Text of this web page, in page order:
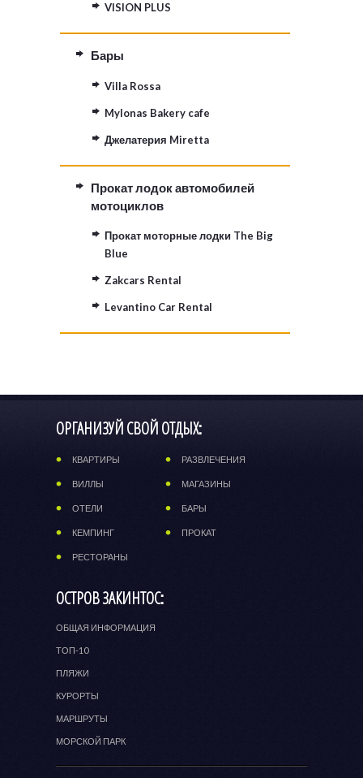
VISION PLUS
Бары
Villa Rossa
Mylonas Bakery cafe
Джелатерия Miretta
Прокат лодок автомобилей
мотоциклов
Прокат моторные лодки The Big
Blue
Zakcars Rental
Levantino Car Rental
ОРГАНИЗУЙ СВОЙ ОТДЫХ:
КВАРТИРЫ РАЗВЛЕЧЕНИЯ
ВИЛЛЫ МАГАЗИНЫ
ОТЕЛИ БАРЫ
КЕМПИНГ ПРОКАТ
РЕСТОРАНЫ
ОСТРОВ ЗАКИНТОС:
ОБЩАЯ ИНФОРМАЦИЯ
ТОП-10
ПЛЯЖИ
КУРОРТЫ
МАРШРУТЫ
МОРСКОЙ ПАРК